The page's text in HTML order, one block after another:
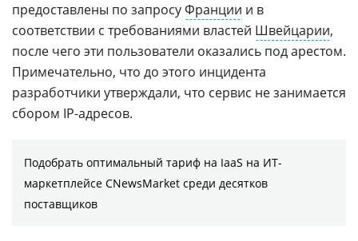
предоставлены по запросуФранции и в
соответствии с требованиями властей Швейцарии,
после чего эти пользователи оказались под арестом.
Примечательно, что до этого инцидента
разработчики утверждали, что сервис не занимается
сбором IP-адресов.
Подобрать оптимальный тариф на IaaS на ИТ-
маркетплейсе CNewsMarket среди десятков
поставщиков